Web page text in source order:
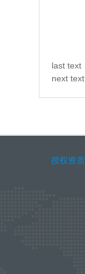
last text
next
授权资质